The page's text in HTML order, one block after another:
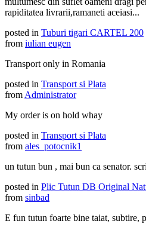
rapiditatea livrarii,ramaneti aceiasi...
posted in Tuburi tigari CARTEL 200
from iulian eugen
Transport only in Romania
posted in Transport si Plata
fromAdministrator
My order is on hold whay
posted in Transport si Plata
from ales_potocnik1
un tutun bun , mai bun ca senator.
posted in Plic Tutun DB Original
from sinbad
E fun tutun foarte bine taiat, subtire,